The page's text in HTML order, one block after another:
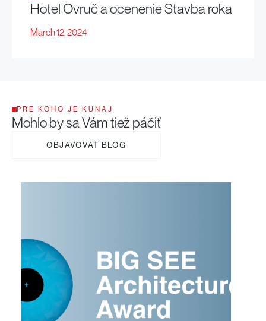
Hotel Ovruč a ocenenie Stavba roka
March 12, 2024
PRE KOHO JE KUNAJ
Mohlo by sa Vám tiež páčiť
OBJAVOVAŤ BLOG